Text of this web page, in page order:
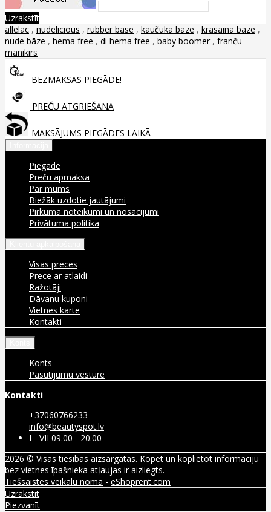
Uzrakstīt
allelac , nudelicious , rubber base , kaučuka bāze , krāsaina bāze ,
nude bāze , hema free , di hema free , baby boomer , franču
manikīrs
BEZMAKSAS PIEGĀDE!
PREČU ATGRIEŠANA
MAKSĀJUMS PIEGĀDES LAIKĀ
Piegāde
Preču apmaksa
Par mums
Biežāk uzdotie jautājumi
Pirkuma noteikumi un nosacījumi
Privātuma politika
Visas preces
Prece ar atlaidi
Ražotāji
Dāvanu kuponi
Vietnes karte
Kontakti
Konts
Pasūtījumu vēsture
Kontakti
+37060766233
info@beautyspot.lv
I - VII 09.00 - 20.00
2026 © Visas tiesības aizsargātas. Kopēt un koplietot informāciju
bez vietnes īpašnieka atļaujas ir aizliegts.
Tiešsaistes veikalu noma - eShoprent.com
Uzrakstīt
Piezvanīt